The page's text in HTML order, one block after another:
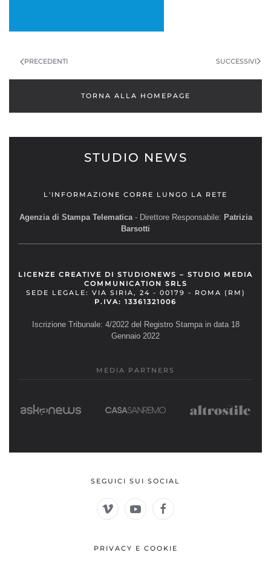
ARTICOLI
PRECEDENTI SUCCESSIVI
TORNA ALLA HOMEPAGE
STUDIO NEWS
L'INFORMAZIONE CORRE LUNGO LA RETE
Agenzia di Stampa Telematica- Direttore Responsabile: Patrizia
Barsotti
LICENZE CREATIVE DI STUDIONEWS – STUDIO MEDIA
COMMUNICATION SRLS
SEDE LEGALE: VIA SIRIA, 24 - 00179 - ROMA (RM)
P.IVA: 13361321006
Iscrizione Tribunale: 4/2022 del Registro Stampa in data 18
Gennaio 2022
MEDIA PARTNERS
SEGUICI SUI SOCIAL
PRIVACY E COOKIE